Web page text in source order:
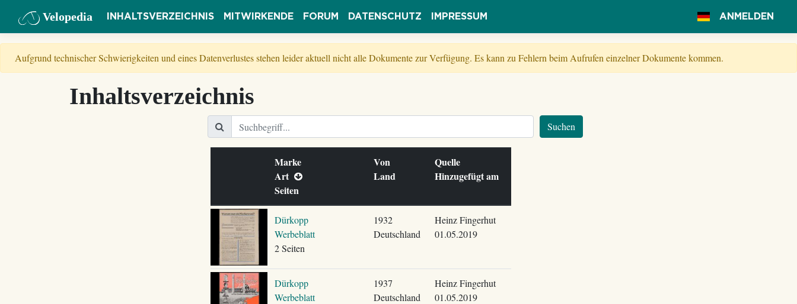
Velopedia INHALTSVERZEICHNIS MITWIRKENDE FORUM DATENSCHUTZ IMPRESSUM ANMELDEN
Aufgrund technischer Schwierigkeiten und eines Datenverlustes stehen leider aktuell nicht alle Dokumente zur Verfügung. Es kann zu Fehlern beim Aufrufen einzelner Dokumente kommen.
Inhaltsverzeichnis
Suchen
Marke
Art
Seiten
Von
Land
Quelle
Hinzugefügt am
Dürkopp
Werbeblatt
2 Seiten
1932
Deutschland
Heinz Fingerhut
01.05.2019
Dürkopp
Werbeblatt
1937
Deutschland
Heinz Fingerhut
01.05.2019